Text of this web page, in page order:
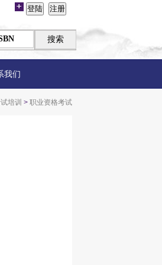
我们
培训 > 职业资格考试